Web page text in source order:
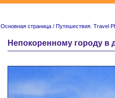
Основная страница / Путешествия. Travel
Непокоренному городу в